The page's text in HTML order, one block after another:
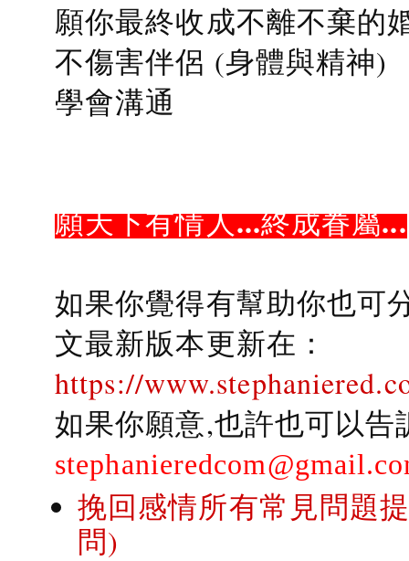
願你最終收成不離不棄的
不傷害伴侶 (身體與精神)
學會溝通
願天下有情人...終成眷屬...
如果你覺得有幫助你也可
文最新版本更新在：
https://
如果你願意,也許也可以
挽回感情所有常見問題
問)